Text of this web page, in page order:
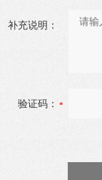
补充说明：
验证码：